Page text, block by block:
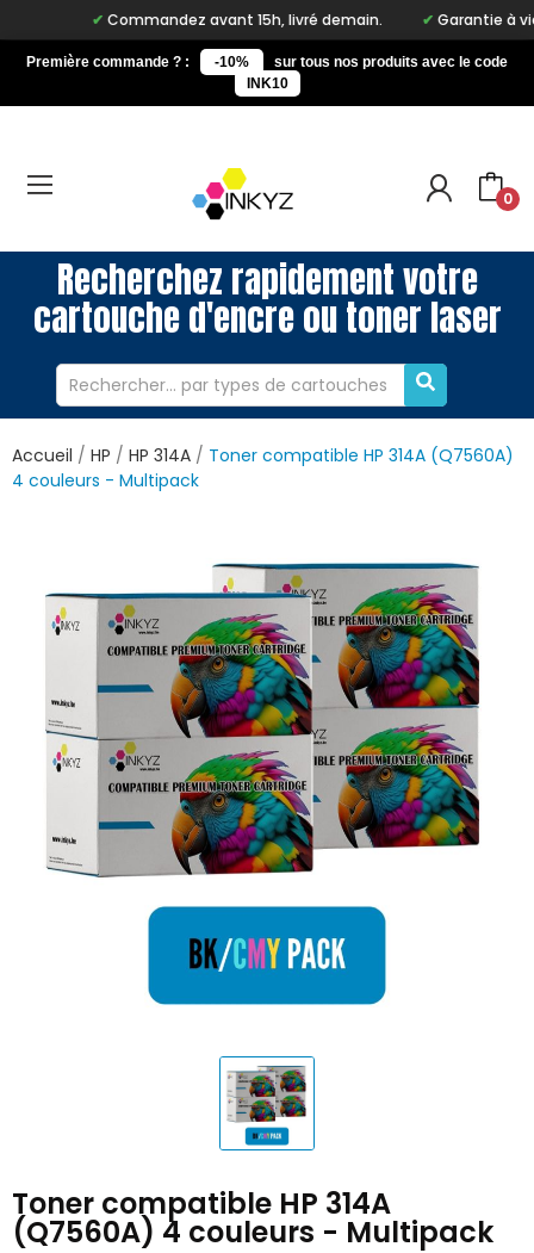
Commandez avant 15h, livré demain. Garantie à vie
Première commande ? : -10%
sur tous nos produits avec le code
INK10
0
Recherchez rapidement votre
cartouche d'encre ou toner laser
Accueil HP HP 314A
Toner compatible HP 314A (Q7560A)
4 couleurs - Multipack
Toner compatible HP 314A
(Q7560A) 4 couleurs - Multipack